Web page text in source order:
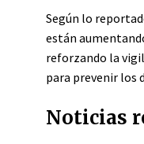
Según lo
están
reforzando la
para prevenir los
Noticias